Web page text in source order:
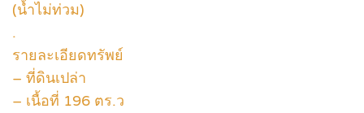
(น้ำไม่ท่วม)
.
รายละเอียดทรัพย์
– ที่ดินเปล่า
– เนื้อที่ 196 ตร.ว